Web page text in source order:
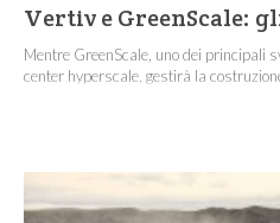
Vertiv e GreenScale:
Mentre GreenScale, uno dei principali
center hyperscale, gestirà la